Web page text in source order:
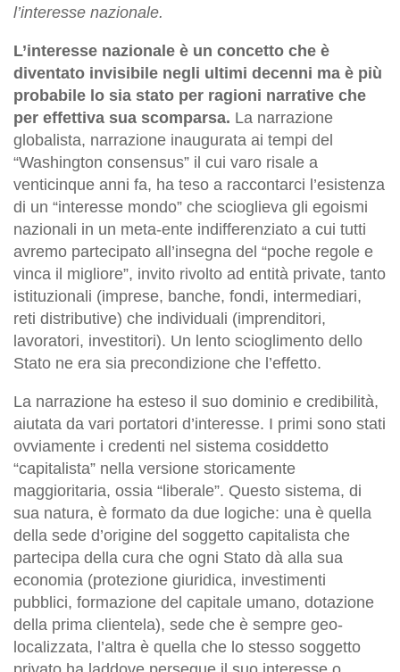
l’interesse nazionale.
L’interesse nazionale è un concetto che è
diventato invisibile negli ultimi decenni ma è più
probabile lo sia stato per ragioni narrative che
per effettiva sua scomparsa. La narrazione
globalista, narrazione inaugurata ai tempi del
“Washington consensus” il cui varo risale a
venticinque anni fa, ha teso a raccontarci l’esistenza
di un “interesse mondo” che scioglieva gli egoismi
nazionali in un meta-ente indifferenziato a cui tutti
avremo partecipato all’insegna del “poche regole e
vinca il migliore”, invito rivolto ad entità private, tanto
istituzionali (imprese, banche, fondi, intermediari,
reti distributive) che individuali (imprenditori,
lavoratori, investitori). Un lento scioglimento dello
Stato ne era sia precondizione che l’effetto.
La narrazione ha esteso il suo dominio e credibilità,
aiutata da vari portatori d’interesse. I primi sono stati
ovviamente i credenti nel sistema cosiddetto
“capitalista” nella versione storicamente
maggioritaria, ossia “liberale”. Questo sistema, di
sua natura, è formato da due logiche: una è quella
della sede d’origine del soggetto capitalista che
partecipa della cura che ogni Stato dà alla sua
economia (protezione giuridica, investimenti
pubblici, formazione del capitale umano, dotazione
della prima clientela), sede che è sempre geo-
localizzata, l’altra è quella che lo stesso soggetto